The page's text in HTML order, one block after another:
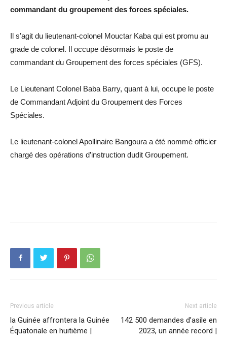
commandant du groupement des forces spéciales.
Il s’agit du lieutenant-colonel Mouctar Kaba qui est promu au
grade de colonel. Il occupe désormais le poste de
commandant du Groupement des forces spéciales (GFS).
Le Lieutenant Colonel Baba Barry, quant à lui, occupe le poste
de Commandant Adjoint du Groupement des Forces
Spéciales.
Le lieutenant-colonel Apollinaire Bangoura a été nommé officier
chargé des opérations d’instruction dudit Groupement.
Previous article
la Guinée affrontera la Guinée
Équatoriale en huitième |
Next article
142 500 demandes d’asile en
2023, un année record |